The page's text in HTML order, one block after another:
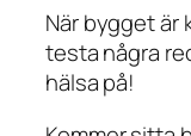
När bygget är
testa några
hälsa på!